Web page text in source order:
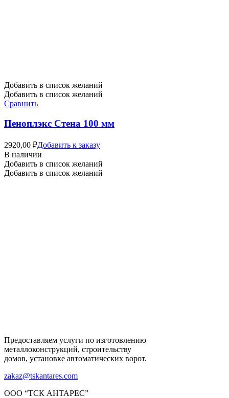
Добавить в список желаний
Добавить в список желаний
Сравнить
Пеноплэкс Стена 100 мм
2920,00 ₽Добавить к заказу
В наличии
Добавить в список желаний
Добавить в список желаний
Предоставляем услуги по изготовлению
металлоконструкций, строительству
домов, установке автоматических ворот.
zakaz@tskantares.com
ООО “ТСК АНТАРЕС”